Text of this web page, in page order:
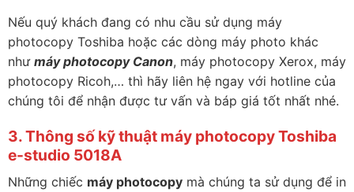
Nếu quý khách đang có nhu cầu sử dụng máy
photocopy Toshiba hoặc các dòng máy photo khác
như máy photocopy Canon, máy photocopy Xerox, máy
photocopy Ricoh,… thì hãy liên hệ ngay với hotline của
chúng tôi để nhận được tư vấn và báp giá tốt nhất nhé.
3. Thông số kỹ thuật máy photocopyToshiba
e-studio 5018A
Những chiếc máy photocopy mà chúng ta sử dụng để in